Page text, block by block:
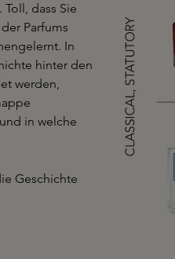
dass Sie
Parfums
In
hinter den
werden,
in welche
Geschichte